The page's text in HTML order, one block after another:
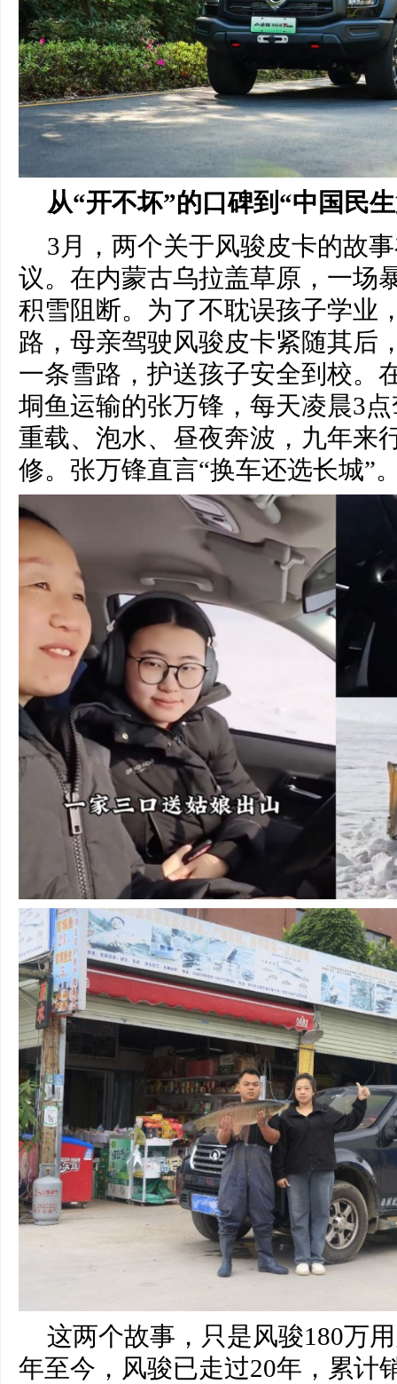
从“开不坏”的口碑到“中国民
3月，两个关于风骏皮卡的故
议。在内蒙古乌拉盖草原，一场
积雪阻断。为了不耽误孩子学业
路，母亲驾驶风骏皮卡紧随其后
一条雪路，护送孩子安全到校。
垌鱼运输的张万锋，每天凌晨3
重载、泡水、昼夜奔波，九年来
修。张万锋直言“换车还选长城”
这两个故事，只是风骏180万
年至今，风骏已走过20年，累计